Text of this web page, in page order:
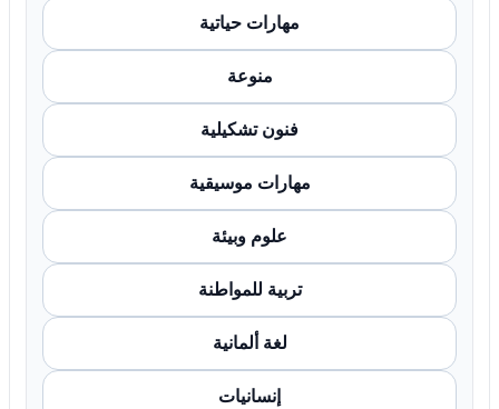
مهارات حياتية
منوعة
فنون تشكيلية
مهارات موسيقية
علوم وبيئة
تربية للمواطنة
لغة ألمانية
إنسانيات